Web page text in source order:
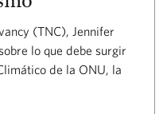
(TNC), Jennifer
lo que debe surgir
de la ONU, la